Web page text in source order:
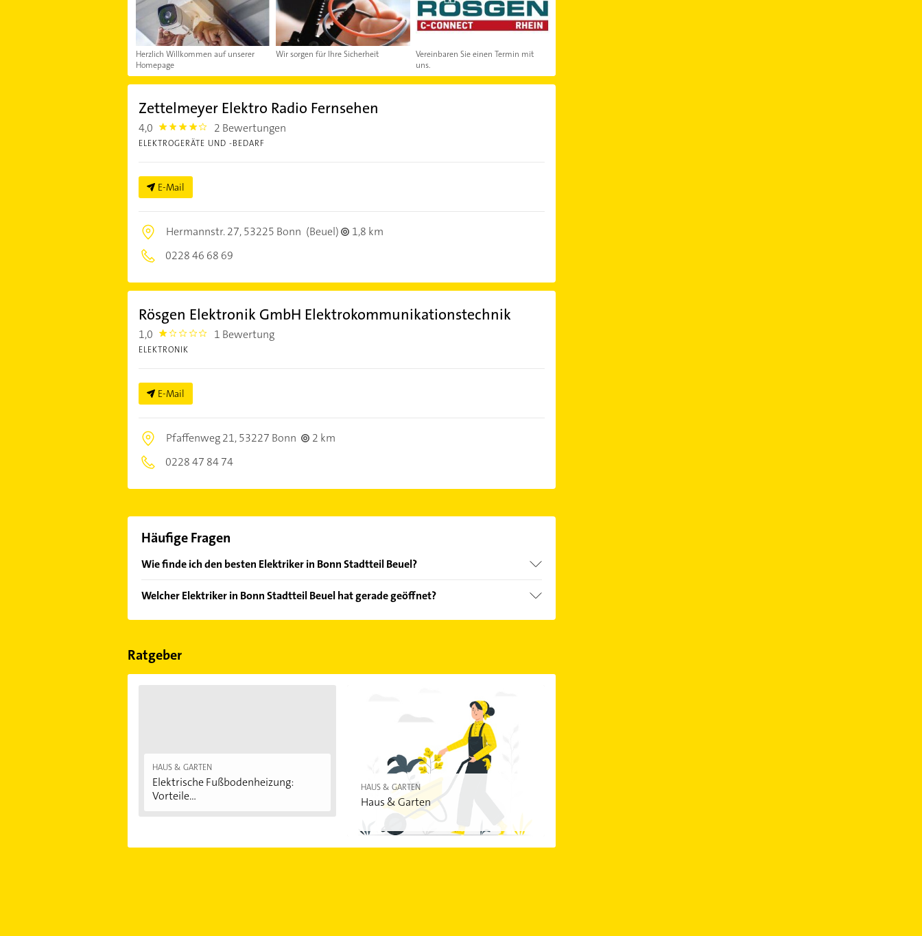
Herzlich Willkommen auf unserer
Homepage
Wir sorgen für Ihre Sicherheit
Vereinbaren Sie einen Termin mit
uns.
Zettelmeyer Elektro Radio Fernsehen
4,0 4.0 2 Bewertungen
ELEKTROGERÄTE UND -BEDARF
E-Mail
Hermannstr. 27,53225 Bonn (Beuel)
1,8 km
0228 46 68 69
Rösgen Elektronik GmbH Elektrokommunikationstechnik
1,0 1.0 1 Bewertung
ELEKTRONIK
E-Mail
Pfaffenweg 21,53227 Bonn
2 km
0228 47 84 74
Häufige Fragen
Wie finde ich den besten Elektriker in Bonn Stadtteil Beuel?
von den Empfehlungen. Die Suchergebnisse können Sie sich einfach nach
Bewertungensortiert anzeigen lassen.
Welcher Elektriker in Bonn Stadtteil Beuel hat gerade geöffnet?
Im Anbieter-Bereich finden Sie alleÖffnungszeiten. Bitte beachten Sie, dass diese an
Ratgeber
HAUS & GARTEN
Elektrische Fußbodenheizung:
Vorteile...
HAUS & GARTEN
Haus & Garten